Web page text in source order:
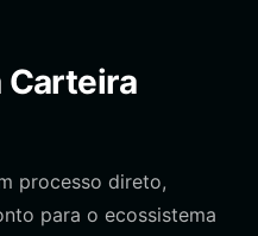
Carteira
processo direto,
para o ecossistema